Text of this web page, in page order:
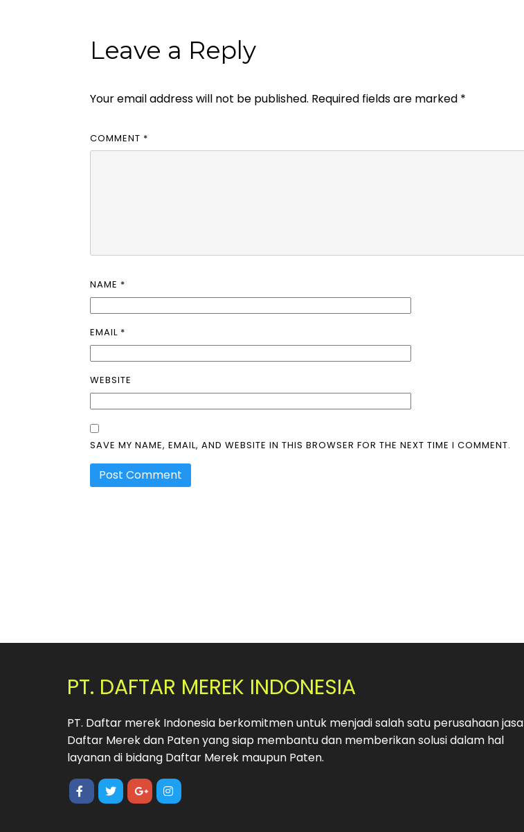
Leave a Reply
Your email address will not be published. Required fields are marked *
COMMENT *
NAME *
EMAIL *
WEBSITE
SAVE MY NAME, EMAIL, AND WEBSITE IN THIS BROWSER FOR THE NEXT TIME I COMMENT.
PT. DAFTAR MEREK INDONESIA
PT. Daftar merek Indonesia berkomitmen untuk menjadi salah satu perusahaan jasa
Daftar Merek dan Paten yang siap membantu dan memberikan solusi dalam hal
layanan di bidang Daftar Merek maupun Paten.